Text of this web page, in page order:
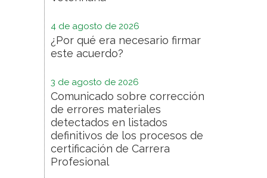
4 de agosto de 2026
¿Por qué era necesario firmar
este acuerdo?
3 de agosto de 2026
Comunicado sobre corrección
de errores materiales
detectados en listados
definitivos de los procesos de
certificación de Carrera
Profesional